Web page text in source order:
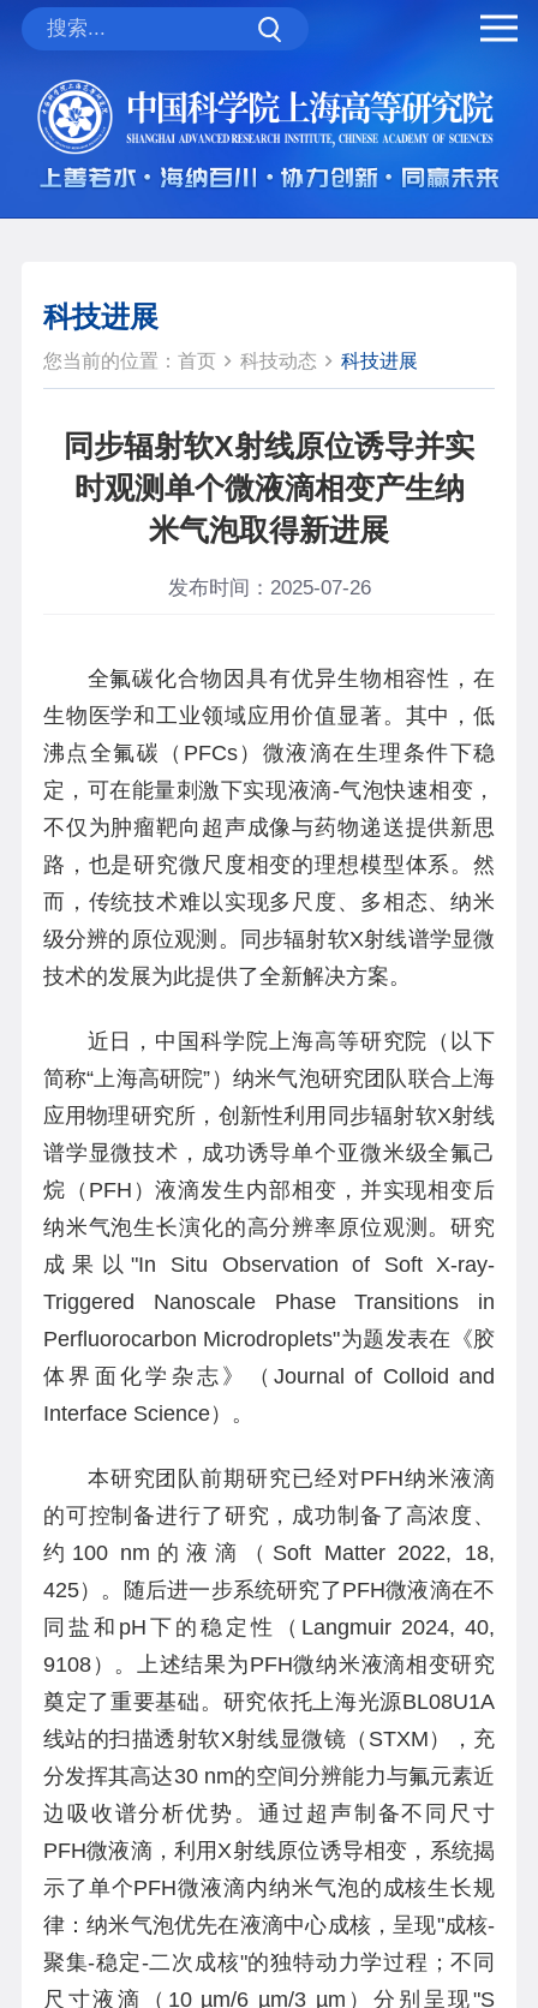
科技进展
您当前的位置： 首页 科技动态 科技进展
同步辐射软X射线原位诱导并实
时观测单个微液滴相变产生纳
米气泡取得新进展
发布时间：2025-07-26
全氟碳化合物因具有优异生物相容性，在
生物医学和工业领域应用价值显著。其中，低
沸点全氟碳（PFCs）微液滴在生理条件下稳
定，可在能量刺激下实现液滴-气泡快速相变，
不仅为肿瘤靶向超声成像与药物递送提供新思
路，也是研究微尺度相变的理想模型体系。然
而，传统技术难以实现多尺度、多相态、纳米
级分辨的原位观测。同步辐射软X射线谱学显微
技术的发展为此提供了全新解决方案。
近日，中国科学院上海高等研究院（以下
简称“上海高研院”）纳米气泡研究团队联合上海
应用物理研究所，创新性利用同步辐射软X射线
谱学显微技术，成功诱导单个亚微米级全氟己
烷（PFH）液滴发生内部相变，并实现相变后
纳米气泡生长演化的高分辨率原位观测。研究
成果以"In Situ Observation of Soft X-ray-
Triggered Nanoscale Phase Transitions in
Perfluorocarbon Microdroplets"为题发表在《胶
体界面化学杂志》（Journal of Colloid and
Interface Science）。
本研究团队前期研究已经对PFH纳米液滴
的可控制备进行了研究，成功制备了高浓度、
约100 nm的液滴（Soft Matter 2022, 18,
425）。随后进一步系统研究了PFH微液滴在不
同盐和pH下的稳定性（Langmuir 2024, 40,
9108）。上述结果为PFH微纳米液滴相变研究
奠定了重要基础。研究依托上海光源BL08U1A
线站的扫描透射软X射线显微镜（STXM），充
分发挥其高达30 nm的空间分辨能力与氟元素近
边吸收谱分析优势。通过超声制备不同尺寸
PFH微液滴，利用X射线原位诱导相变，系统揭
示了单个PFH微液滴内纳米气泡的成核生长规
律：纳米气泡优先在液滴中心成核，呈现"成核-
聚集-稳定-二次成核"的独特动力学过程；不同
尺寸液滴（10 µm/6 µm/3 µm）分别呈现"S